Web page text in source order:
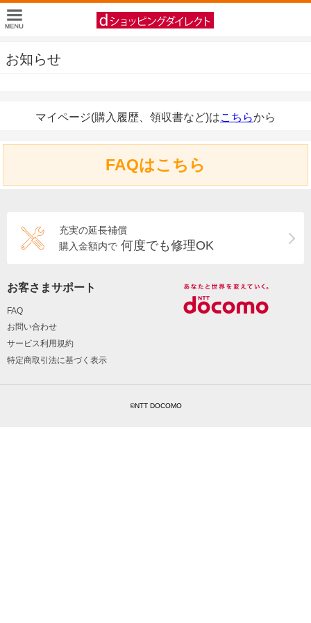
お知らせ
マイページ(購入履歴、領収書など)はこちらから
FAQはこちら
充実の延長補償
購入金額内で 何度でも修理OK
お客さまサポート
FAQ
お問い合わせ
サービス利用規約
特定商取引法に基づく表示
©NTT DOCOMO